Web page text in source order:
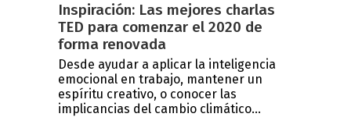
Inspiración: Las mejores charlas
TED para comenzar el 2020 de
forma renovada
Desde ayudar a aplicar la inteligencia
emocional en trabajo, mantener un
espíritu creativo, o conocer las
implicancias del cambio climático...